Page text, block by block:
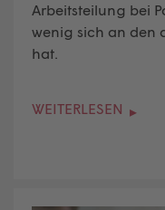
Arbeitsteilung bei
wenig sich an den
hat.
WEITERLESEN